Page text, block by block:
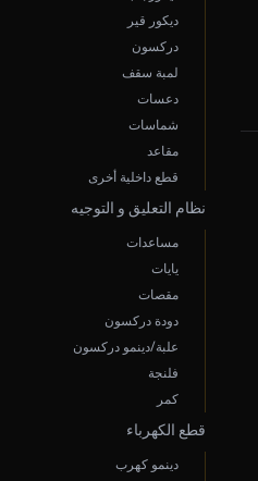
ديكور قير
دركسون
لمبة سقف
دعسات
شماسات
مقاعد
قطع داخلية أخرى
نظام التعليق و التوجيه
مساعدات
يايات
مقصات
دودة دركسون
علبة/دينمو دركسون
فلنجة
كمر
قطع الكهرباء
دينمو كهرب
من نحن
عن سوم.نت
الموقع: الدمام، المملكة العربية السعودية
البريد الإلكتروني Support@sooom.net
سجل تجاري 2050134107